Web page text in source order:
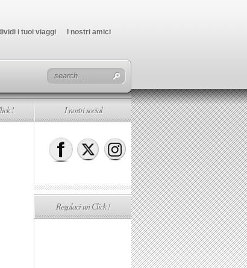
i tuoi viaggi I nostri amici
! I nostri social
Regalaci un Click !